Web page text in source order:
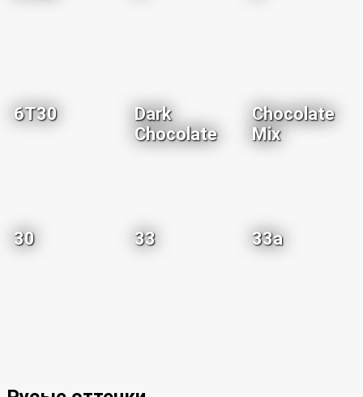
6T30
Dark
Chocolate
Chocolate
Mix
30 33 33a